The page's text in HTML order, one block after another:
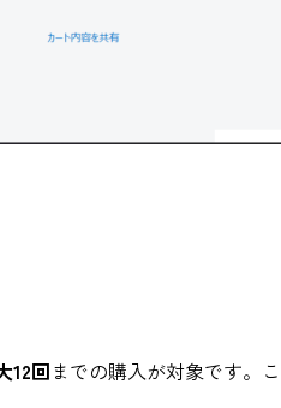
12回までの購入が対象です。